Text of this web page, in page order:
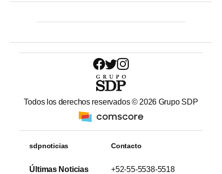
Todos los derechos reservados © 2026 Grupo SDP
sdpnoticias
Últimas Noticias
Contacto
+52-55-5538-5518